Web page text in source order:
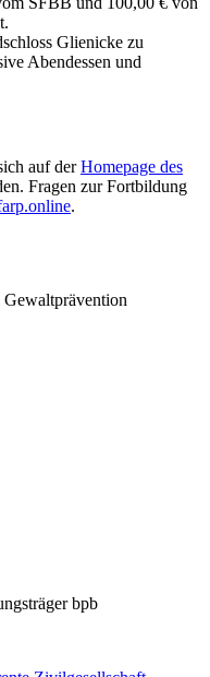
Glienicke zu
Abendessen und
auf derHomepage des
Fragen zur Fortbildung
.